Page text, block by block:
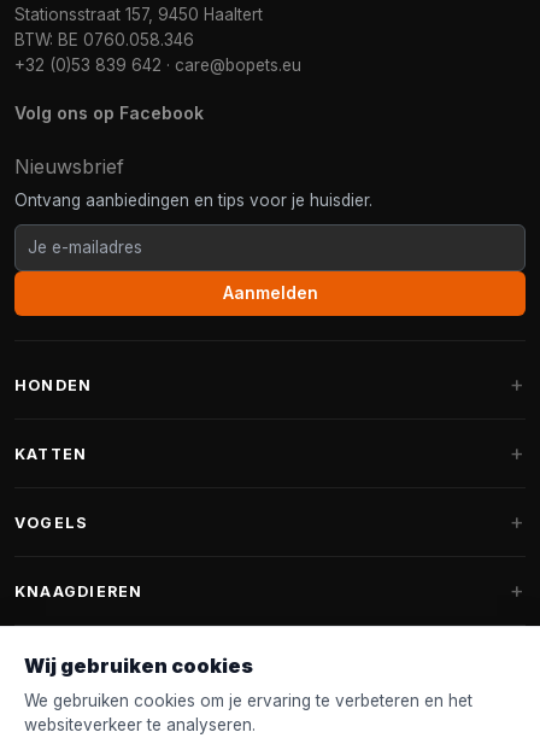
Stationsstraat 157, 9450 Haaltert
BTW: BE 0760.058.346
+32 (0)53 839 642 · care@bopets.eu
Volg ons op Facebook
Nieuwsbrief
Ontvang aanbiedingen en tips voor je huisdier.
Aanmelden
HONDEN
Fantail hondenmanden
Hondenspeelgoed
Halsband & Lijn
KATTEN
Krabpalen voor Maine Coon
Kattenmanden
VOGELS
Vogelvoer binnenvogels
Voederhuisjes
Nestkastjes & Nesting
KNAAGDIEREN
Knaagdierenvoer
Wij gebruiken cookies
We gebruiken cookies om je ervaring te verbeteren en het
websiteverkeer te analyseren.